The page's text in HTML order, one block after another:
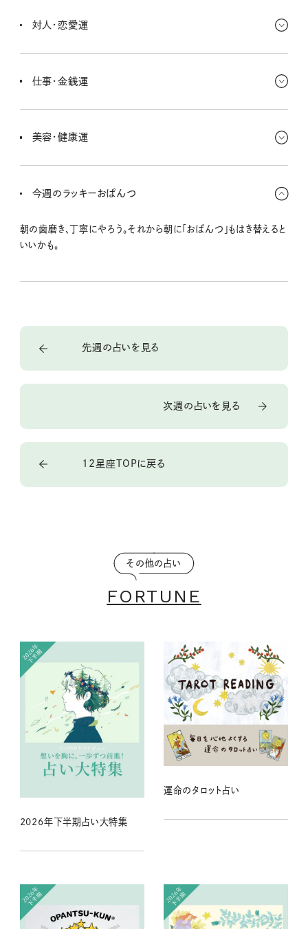
ことが、目にみえる評価とかキャリアアップにつながったりして、すご
対人・恋愛運
あって一緒にいる人を大事にできると運気が安定するよ。連絡の行
仕事・金銭運
て。あとはついフラッと寄っちゃうコンビニ習慣とかね。仕事では、地
美容・健康運
いた人は、今週なんとか元に戻したいところだね。あとは呼吸を整え
今週のラッキーおぱんつ
朝の歯磨き、丁寧にやろう。それから朝に「おぱんつ」もはき替えると
いいかも。
先週の占いを見る
次週の占いを見る
12星座TOPに戻る
その他の占い
FORTUNE
2026年下半期占い大特集
運命のタロット占い